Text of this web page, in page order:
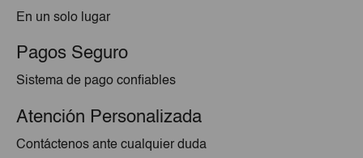
En un solo lugar
Pagos Seguro
Sistema de pago confiables
Atención Personalizada
Contáctenos ante cualquier duda